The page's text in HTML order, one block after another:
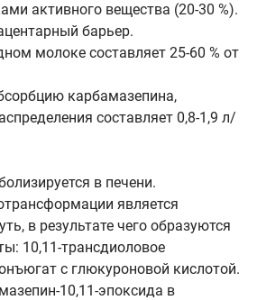
активного вещества (20-30 %).
барьер.
молоке составляет 25-60 % от
карбамазепина,
составляет 0,8-1,9 л/
в печени.
является
в результате чего образуются
10,11-трансдиоловое
с глюкуроновой кислотой.
10,11-эпоксида в